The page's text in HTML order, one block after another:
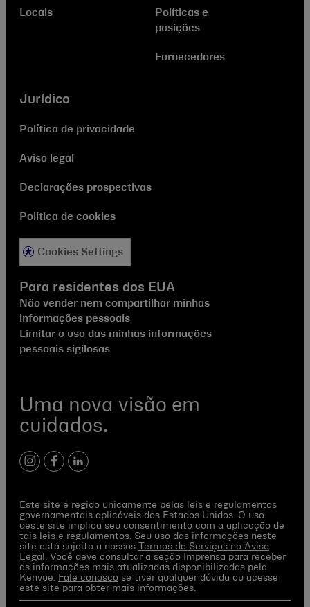
Uma nova visão em
cuidados.
instagram
facebook
linkedin
Locais
Políticas e
posições
Fornecedores
Jurídico
Política de privacidade
Aviso legal
Declarações prospectivas
Política de cookies
Cookies Settings
Para residentes dos EUA
Não vender nem compartilhar minhas
informações pessoais
Limitar o uso das minhas informações
pessoais sigilosas
Este site é regido unicamente pelas leis e regulamentos
governamentais aplicáveis dos Estados Unidos. O uso
deste site implica seu consentimento com a aplicação de
tais leis e regulamentos. Seu uso das informações neste
site está sujeito a nossos Termos de Serviços no Aviso
Legal
. Você deve consultar a seção Imprensa para receber
as informações mais atualizadas disponibilizadas pela
Kenvue.
Fale conosco se tiver qualquer dúvida ou acesse
este site para obter mais informações.